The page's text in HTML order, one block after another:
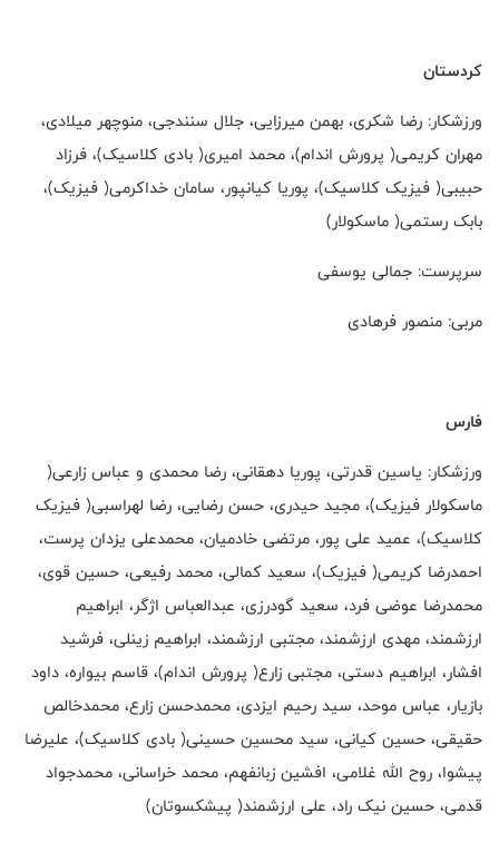
کردستان
ورزشکار: رضا شکری، بهمن میرزایی، جلال سنندجی، منوچهر میلادی،
مهران کریمی( پرورش اندام)، محمد امیری( بادی کلاسیک)، فرزاد
حبیبی( فیزیک کلاسیک)، پوریا کیانپور، سامان خداکرمی( فیزیک)،
بابک رستمی( ماسکولار)
سرپرست: جمالی یوسفی
مربی: منصور فرهادی
فارس
ورزشکار: یاسین قدرتی، پوریا دهقانی، رضا محمدی و عباس زارعی(
ماسکولار فیزیک)، مجید حیدری، حسن رضایی، رضا لهراسبی( فیزیک
کلاسیک)، عمید علی پور، مرتضی خادمیان، محمدعلی یزدان پرست،
احمدرضا کریمی( فیزیک)، سعید کمالی، محمد رفیعی، حسین قوی،
محمدرضا عوضی فرد، سعید گودرزی، عبدالعباس اژگر، ابراهیم
ارزشمند، مهدی ارزشمند، مجتبی ارزشمند، ابراهیم زینلی، فرشید
افشار، ابراهیم دستی، مجتبی زارع( پرورش اندام)، قاسم بیواره، داود
بازیار، عباس موحد، سید رحیم ایزدی، محمدحسن زارع، محمدخالص
حقیقی، حسین کیانی، سید محسین حسینی( بادی کلاسیک)، علیرضا
پیشوا، روح الله غلامی، افشین زبانفهم، محمد خراسانی، محمدجواد
قدمی، حسین نیک راد، علی ارزشمند( پیشکسوتان)